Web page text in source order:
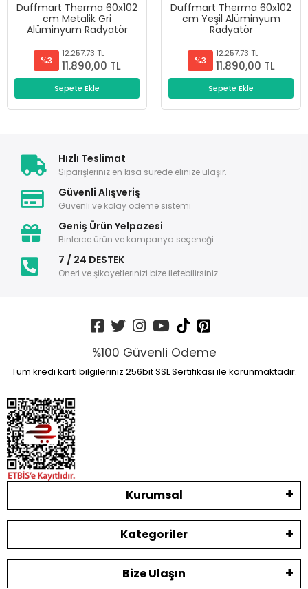
Duffmart Therma 60x102
cm Metalik Gri
Alüminyum Radyatör
%3
12.257,73 TL
11.890,00 TL
Sepete Ekle
Duffmart Therma 60x102
cm Yeşil Alüminyum
Radyatör
%3
12.257,73 TL
11.890,00 TL
Sepete Ekle
Hızlı Teslimat
Siparişleriniz en kısa sürede elinize ulaşır.
Güvenli Alışveriş
Güvenli ve kolay ödeme sistemi
Geniş Ürün Yelpazesi
Binlerce ürün ve kampanya seçeneği
7 / 24 DESTEK
Öneri ve şikayetlerinizi bize iletebilirsiniz.
%100 Güvenli Ödeme
Tüm kredi kartı bilgileriniz 256bit SSL Sertifikası ile korunmaktadır.
Kurumsal
Kategoriler
Bize Ulaşın